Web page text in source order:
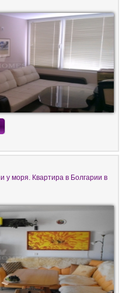
у моря. Квартира в Болгарии в